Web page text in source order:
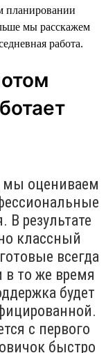
планировании
мы расскажем
работа.
оцениваем
В результате
классный
всегда
то же время
будет
с первого
быстро